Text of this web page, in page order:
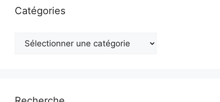
Catégories
Catégories